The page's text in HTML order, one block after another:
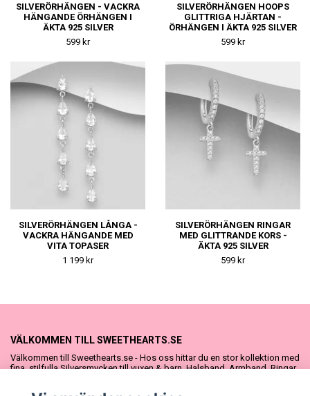
SILVERÖRHÄNGEN - VACKRA
HÄNGANDE ÖRHÄNGEN I
ÄKTA 925 SILVER
599 kr
SILVERÖRHÄNGEN HOOPS
GLITTRIGA HJÄRTAN -
ÖRHÄNGEN I ÄKTA 925 SILVER
599 kr
SILVERÖRHÄNGEN LÅNGA -
VACKRA HÄNGANDE MED
VITA TOPASER
1 199 kr
SILVERÖRHÄNGEN RINGAR
MED GLITTRANDE KORS -
ÄKTA 925 SILVER
599 kr
VÄLKOMMEN TILL SWEETHEARTS.SE
Välkommen till Sweethearts.se - Hos oss hittar du en stor kollektion med
fina, stilfulla Silversmycken till vuxen & barn. Halsband, Armband, Ringar